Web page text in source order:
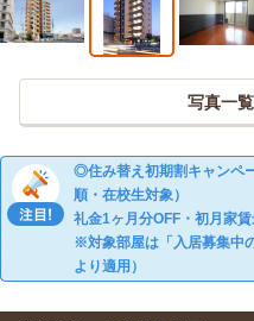
写真一
◎住み替え初期割キャンペ
順・在校生対象）
礼金1ヶ月分OFF・初月家
※対象部屋は「入居募集中
より適用）